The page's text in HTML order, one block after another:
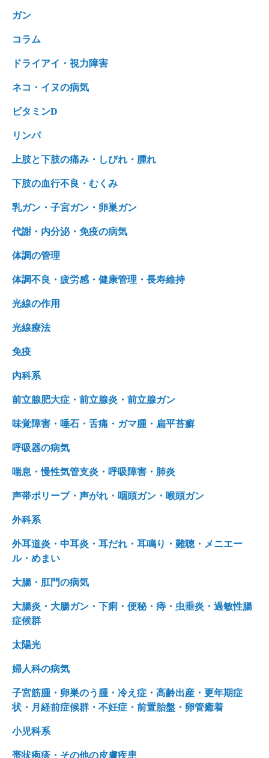
ガン
コラム
ドライアイ・視力障害
ネコ・イヌの病気
ビタミンD
リンパ
上肢と下肢の痛み・しびれ・腫れ
下肢の血行不良・むくみ
乳ガン・子宮ガン・卵巣ガン
代謝・内分泌・免疫の病気
体調の管理
体調不良・疲労感・健康管理・長寿維持
光線の作用
光線療法
免疫
内科系
前立腺肥大症・前立腺炎・前立腺ガン
味覚障害・唾石・舌痛・ガマ腫・扁平苔癬
呼吸器の病気
喘息・慢性気管支炎・呼吸障害・肺炎
声帯ポリープ・声がれ・咽頭ガン・喉頭ガン
外科系
外耳道炎・中耳炎・耳だれ・耳鳴り・難聴・メニエー
ル・めまい
大腸・肛門の病気
大腸炎・大腸ガン・下痢・便秘・痔・虫垂炎・過敏性腸
症候群
太陽光
婦人科の病気
子宮筋腫・卵巣のう腫・冷え症・高齢出産・更年期症
状・月経前症候群・不妊症・前置胎盤・卵管癒着
小児科系
帯状疱疹・その他の皮膚疾患